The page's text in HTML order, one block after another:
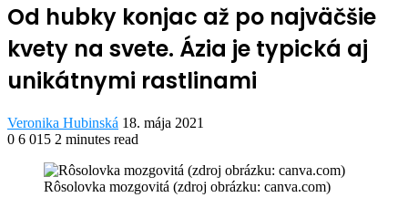
Od hubky konjac až po najväčšie
kvety na svete. Ázia je typická aj
unikátnymi rastlinami
Veronika Hubinská Send
an
18. mája 2021
0 6 015 2 minutes read
Rôsolovka mozgovitá (zdroj obrázku: canva.com)